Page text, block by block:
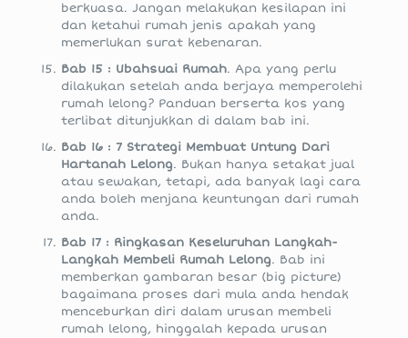
berkuasa. Jangan melakukan kesilapan ini
dan ketahui rumah jenis apakah yang
memerlukan surat kebenaran.
Bab 15 : Ubahsuai Rumah. Apa yang perlu
dilakukan setelah anda berjaya memperolehi
rumah lelong? Panduan berserta kos yang
terlibat ditunjukkan di dalam bab ini.
Bab 16 : 7 Strategi Membuat Untung Dari
Hartanah Lelong. Bukan hanya setakat jual
atau sewakan, tetapi, ada banyak lagi cara
anda boleh menjana keuntungan dari rumah
anda.
Bab 17 : Ringkasan Keseluruhan Langkah-
Langkah Membeli Rumah Lelong. Bab ini
memberkan gambaran besar (big picture)
bagaimana proses dari mula anda hendak
menceburkan diri dalam urusan membeli
rumah lelong, hinggalah kepada urusan